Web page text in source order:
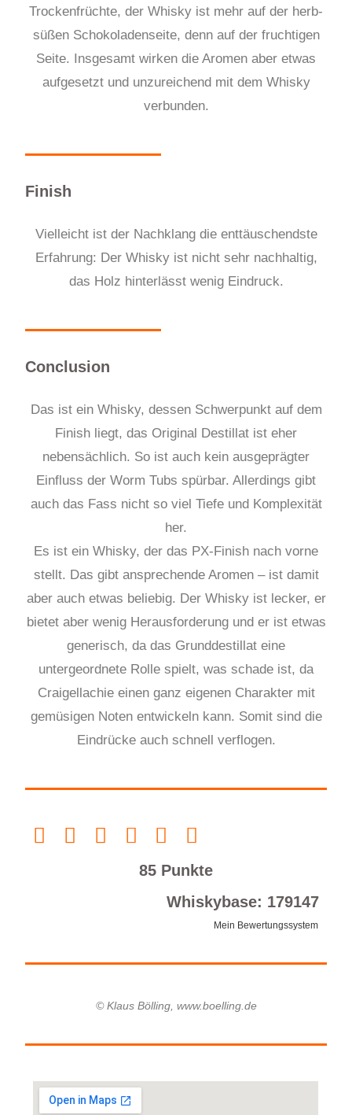
Trockenfrüchte, der Whisky ist mehr auf der herb-
süßen Schokoladenseite, denn auf der fruchtigen
Seite. Insgesamt wirken die Aromen aber etwas
aufgesetzt und unzureichend mit dem Whisky
verbunden.
Finish
Vielleicht ist der Nachklang die enttäuschendste
Erfahrung: Der Whisky ist nicht sehr nachhaltig,
das Holz hinterlässt wenig Eindruck.
Conclusion
Das ist ein Whisky, dessen Schwerpunkt auf dem
Finish liegt, das Original Destillat ist eher
nebensächlich. So ist auch kein ausgeprägter
Einfluss der Worm Tubs spürbar. Allerdings gibt
auch das Fass nicht so viel Tiefe und Komplexität
her.
Es ist ein Whisky, der das PX-Finish nach vorne
stellt. Das gibt ansprechende Aromen – ist damit
aber auch etwas beliebig. Der Whisky ist lecker, er
bietet aber wenig Herausforderung und er ist etwas
generisch, da das Grunddestillat eine
untergeordnete Rolle spielt, was schade ist, da
Craigellachie einen ganz eigenen Charakter mit
gemüsigen Noten entwickeln kann. Somit sind die
Eindrücke auch schnell verflogen.
85 Punkte
Whiskybase: 179147
Mein Bewertungssystem
© Klaus Bölling, www.boelling.de